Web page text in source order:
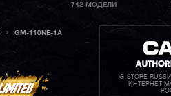
742 МОДЕЛИ
GM-110NE-1A
G-STORE
ИНТЕРНЕТ-